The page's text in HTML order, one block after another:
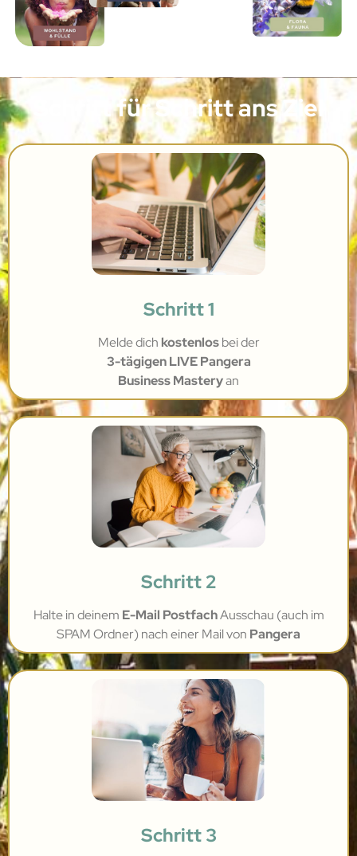
Schritt für Schritt ans Ziel
Schritt 1
Melde dich kostenlosbeider
3-tägigen LIVE Pangera
Business Masteryan
Schritt 2
Halte in deinem E-Mail PostfachAusschau (auch im
SPAM Ordner) nach einer Mail von Pangera
Schritt 3